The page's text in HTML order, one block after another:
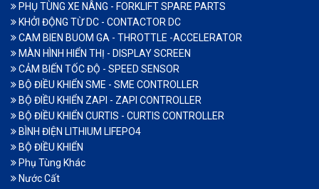
PHỤ TÙNG XE NÂNG - FORKLIFT SPARE PARTS
KHỞI ĐỘNG TỪ DC - CONTACTOR DC
CAM BIEN BUOM GA - THROTTLE -ACCELERATOR
MÀN HÌNH HIỂN THỊ - DISPLAY SCREEN
CẢM BIẾN TỐC ĐỘ - SPEED SENSOR
BỘ ĐIỀU KHIỂN SME - SME CONTROLLER
BỘ ĐIỀU KHIỂN ZAPI - ZAPI CONTROLLER
BỘ ĐIỀU KHIỂN CURTIS - CURTIS CONTROLLER
BÌNH ĐIỆN LITHIUM LIFEPO4
BỘ ĐIỀU KHIỂN
Phụ Tùng Khác
Nước Cất